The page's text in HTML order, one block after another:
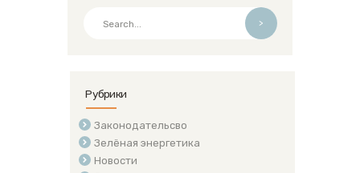
>
Рубрики
Законодательсво
Зелёная энергетика
Новости